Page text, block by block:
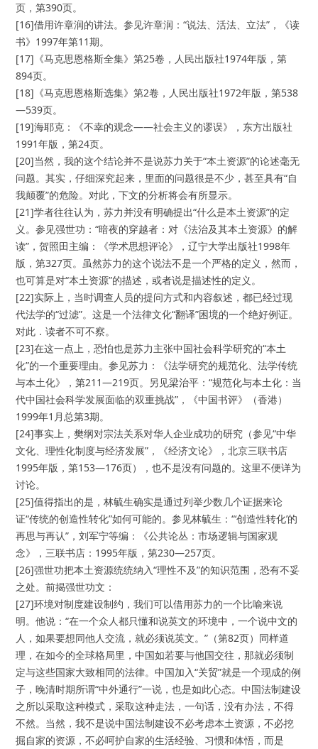
页，第390页。
[16]借用许章润的讲法。参见许章润：“说法、活法、立法”，《读
书》1997年第11期。
[17]《马克思恩格斯全集》第25卷，人民出版社1974年版，第
894页。
[18]《马克思恩格斯选集》第2卷，人民出版社1972年版，第538
—539页。
[19]海耶克：《不幸的观念——社会主义的谬误》，东方出版社
1991年版，第24页。
[20]当然，我的这个结论并不是说苏力关于“本土资源”的论述毫无
问题。其实，仔细深究起来，里面的问题很是不少，甚至具有“自
我颠覆”的危险。对此，下文的分析将会有所显示。
[21]学者往往认为，苏力并没有明确提出“什么是本土资源”的定
义。参见强世功：“暗夜的穿越者：对《法治及其本土资源》的解
读”，贺照田主编：《学术思想评论》，辽宁大学出版社1998年
版，第327页。虽然苏力的这个说法不是一个严格的定义，然而，
也可算是对“本土资源”的描述，或者说是描述性的定义。
[22]实际上，当时调查人员的提问方式和内容叙述，都已经过现
代法学的“过滤”。这是一个法律文化“翻译”困境的一个绝好例证。
对此．读者不可不察。
[23]在这一点上，恐怕也是苏力主张中国社会科学研究的“本土
化”的一个重要理由。参见苏力：《法学研究的规范化、法学传统
与本土化》，第211—219页。另见梁治平：“规范化与本土化：当
代中国社会科学发展面临的双重挑战”，《中国书评》（香港）
1999年1月总第3期。
[24]事实上，樊纲对宗法关系对华人企业成功的研究（参见“中华
文化、理性化制度与经济发展”，《经济文论》，北京三联书店
1995年版，第153—176页），也不是没有问题的。这里不便详为
讨论。
[25]值得指出的是，林毓生确实是通过列举少数几个证据来论
证“传统的创造性转化”如何可能的。参见林毓生：“‘创造性转化’的
再思与再认”，刘军宁等编：《公共论丛：市场逻辑与国家观
念》，三联书店：1995年版，第230—257页。
[26]强世功把本土资源统统纳入“理性不及”的知识范围，恐有不妥
之处。前揭强世功文：
[27]环境对制度建设制约，我们可以借用苏力的一个比喻来说
明。他说：“在一个众人都只懂和说英文的环境中，一个说中文的
人，如果要想同他人交流，就必须说英文。”（第82页）同样道
理，在如今的全球格局里，中国如若要与他国交往，那就必须制
定与这些国家大致相同的法律。中国加入“关贸”就是一个现成的例
子，晚清时期所谓“中外通行”一说，也是如此心态。中国法制建设
之所以采取这种模式，采取这种走法，一句话，没有办法，不得
不然。当然，我不是说中国法制建设不必考虑本土资源，不必挖
掘自家的资源，不必呵护自家的生活经验、习惯和体悟，而是